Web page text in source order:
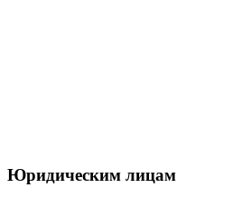
Юридическим лицам